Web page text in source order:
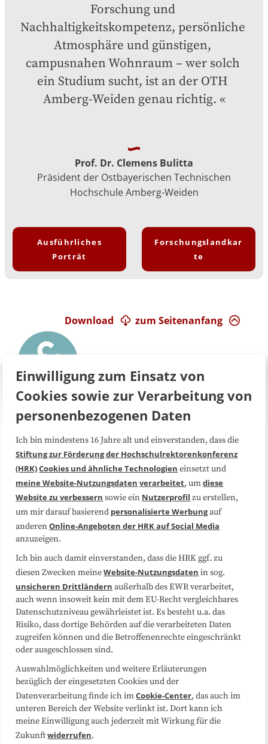
Forschung und
Nachhaltigkeitskompetenz, persönliche
Atmosphäre und günstigen,
campusnahen Wohnraum – wer solch
ein Studium sucht, ist an der OTH
Amberg-Weiden genau richtig.
Prof. Dr. Clemens Bulitta
Präsident der Ostbayerischen Technischen
Hochschule Amberg-Weiden
Ausführliches
Porträt
Forschungslandkar
te
zum Seitenanfang
Download
Über uns FAQ
Medienarbeit Kooperationen
Datenschutzerklärung Impressum
Sitemap
Folgen Sie uns
Einwilligung zum Einsatz von
Cookies sowie zur Verarbeitung von
personenbezogenen Daten
Ich bin mindestens 16 Jahre alt und einverstanden, dass die
Stiftung zur Förderung der Hochschulrektorenkonferenz
(HRK)Cookies und ähnliche Technologien einsetzt und
meine Website-Nutzungsdaten verarbeitet, umdiese
Website zu verbessern sowie ein Nutzerprofil zu erstellen,
um mir darauf basierend personalisierte Werbungauf
anderenOnline-Angeboten der HRK auf Social Media
anzuzeigen.
Ich bin auch damit einverstanden, dass die HRK ggf. zu
diesen Zwecken meineWebsite-Nutzungsdaten in sog.
unsicheren Drittländern außerhalb des EWR verarbeitet,
auch wenn insoweit kein mit dem EU-Recht vergleichbares
Datenschutzniveau gewährleistet ist. Es besteht u.a. das
Risiko, dass dortige Behörden auf die verarbeiteten Daten
zugreifen können und die Betroffenenrechte eingeschränkt
oder ausgeschlossen sind.
Auswahlmöglichkeiten und weitere Erläuterungen
bezüglich der eingesetzten Cookies und der
Datenverarbeitung finde ich imCookie-Center, das auch im
unteren Bereich der Website verlinkt ist. Dort kann ich
meine Einwilligung auch jederzeit mit Wirkung für die
Zukunftwiderrufen.